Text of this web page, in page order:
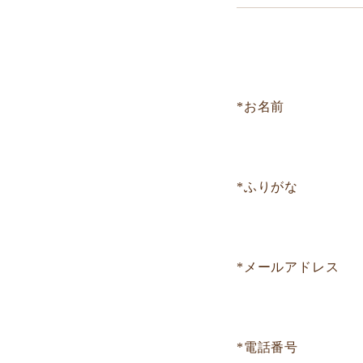
*お名前
*ふりがな
*メールアドレス
*電話番号